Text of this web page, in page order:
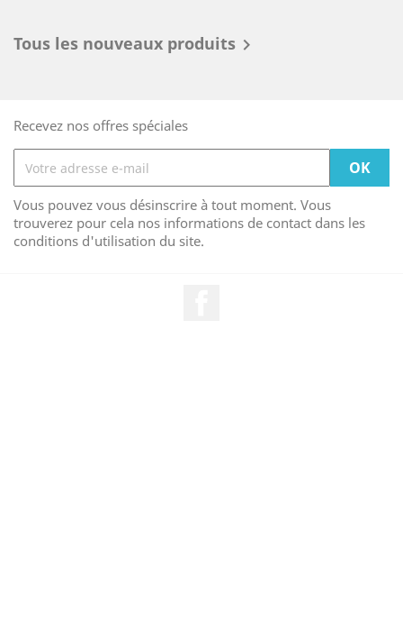
Tous les nouveaux produits 
Recevez nos offres spéciales
Vous pouvez vous désinscrire à tout moment. Vous
trouverez pour cela nos informations de contact dans les
conditions d'utilisation du site.